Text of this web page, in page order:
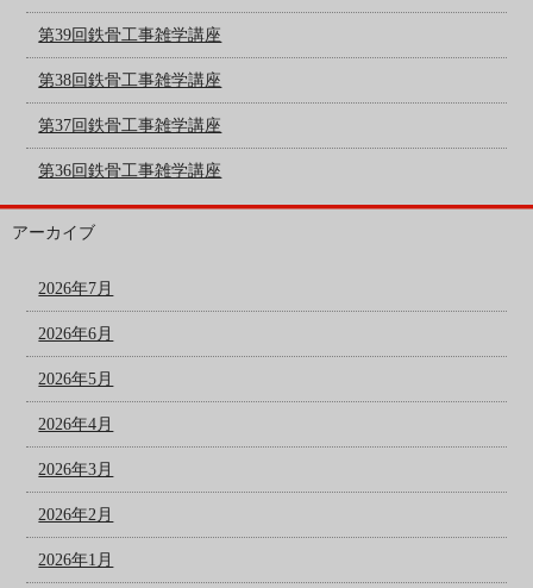
第39回鉄骨工事雑学講座
第38回鉄骨工事雑学講座
第37回鉄骨工事雑学講座
第36回鉄骨工事雑学講座
アーカイブ
2026年7月
2026年6月
2026年5月
2026年4月
2026年3月
2026年2月
2026年1月